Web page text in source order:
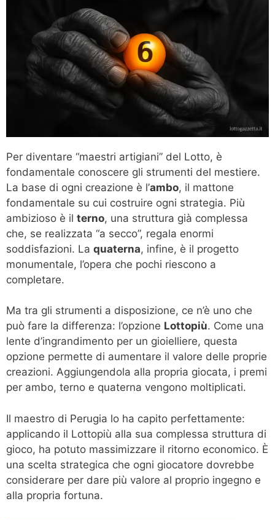
Per diventare “maestri artigiani” del Lotto, è
fondamentale conoscere gli strumenti del mestiere.
La base di ogni creazione è l’ambo, il mattone
fondamentale su cui costruire ogni strategia. Più
ambizioso è il terno, una struttura già complessa
che, se realizzata “a secco”, regala enormi
soddisfazioni. La quaterna, infine, è il progetto
monumentale, l’opera che pochi riescono a
completare.
Ma tra gli strumenti a disposizione, ce n’è uno che
può fare la differenza: l’opzione Lottopiù. Come una
lente d’ingrandimento per un gioielliere, questa
opzione permette di aumentare il valore delle proprie
creazioni. Aggiungendola alla propria giocata, i premi
per ambo, terno e quaterna vengono moltiplicati.
Il maestro di Perugia lo ha capito perfettamente:
applicando il Lottopiù alla sua complessa struttura di
gioco, ha potuto massimizzare il ritorno economico. È
una scelta strategica che ogni giocatore dovrebbe
considerare per dare più valore al proprio ingegno e
alla propria fortuna.